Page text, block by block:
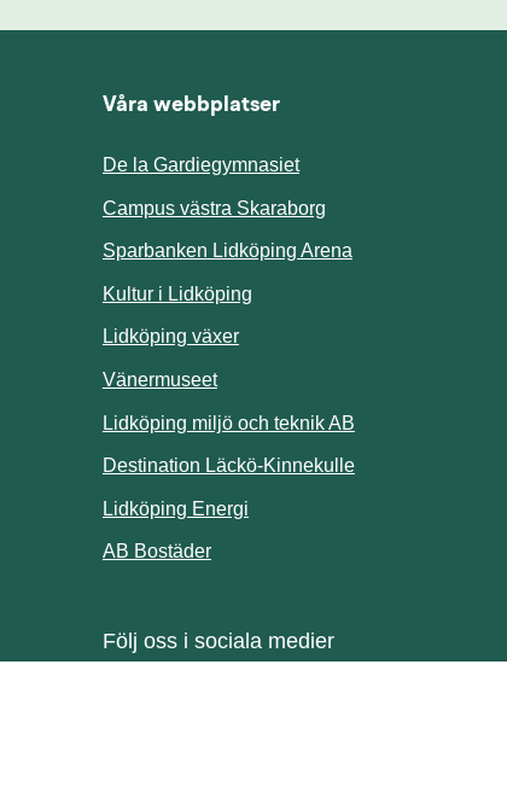
webbplats.
webbplats.
webbplats.
Våra webbplatser
De la Gardiegymnasiet
Campus västra Skaraborg
Sparbanken Lidköping Arena
Kultur i Lidköping
Lidköping växer
Vänermuseet
Lidköping miljö och teknik AB
Destination Läckö-KinnekulleLänk till annan
Lidköping EnergiLänk till annan webbplats.
AB BostäderLänk till annan webbplats.
Följ oss i sociala medier